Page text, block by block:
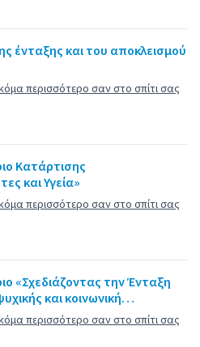
ένταξης και του αποκλεισμού
περισσότερο σαν στο σπίτι σας
Κατάρτισης
και Υγεία»
περισσότερο σαν στο σπίτι σας
«Σχεδιάζοντας την Ένταξη
και κοινωνική…
περισσότερο σαν στο σπίτι σας